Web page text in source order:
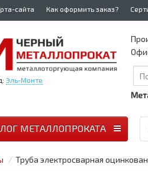
сайта Как оформить заказ?
Эль-Монте
МЕТАЛЛОПРОКАТА
Труба электросварная